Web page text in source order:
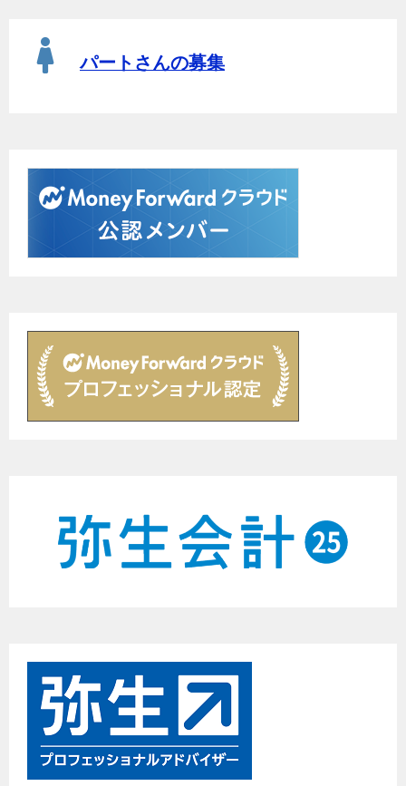
パートさんの募集